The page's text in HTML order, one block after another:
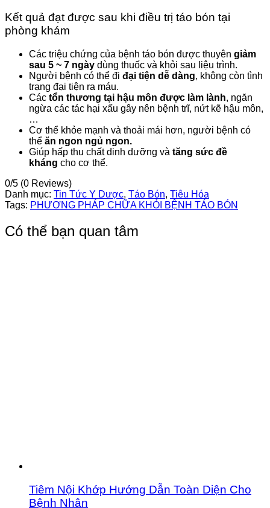
Kết quả đạt được sau khi điều trị táo bón tại
phòng khám
Các triệu chứng của bệnh táo bón được thuyên giảm
sau 5 ~ 7 ngày dùng thuốc và khỏi sau liệu trình.
Người bệnh có thể đi đại tiện dễ dàng, không còn tình
trạng đại tiện ra máu.
Các tổn thương tại hậu môn được làm lành, ngăn
ngừa các tác hại xấu gây nên bệnh trĩ, nứt kẽ hậu môn,
…
Cơ thể khỏe mạnh và thoải mái hơn, người bệnh có
thể ăn ngon ngủ ngon.
Giúp hấp thu chất dinh dưỡng và tăng sức đề
kháng cho cơ thể.
0/5 (0 Reviews)
Danh mục: Tin Tức Y Dược, Táo Bón, Tiêu Hóa
Tags: PHƯƠNG PHÁP CHỮA KHỎI BỆNH TÁO BÓN
Có thể bạn quan tâm
Tiêm Nội Khớp Hướng Dẫn Toàn Diện Cho
Bệnh Nhân